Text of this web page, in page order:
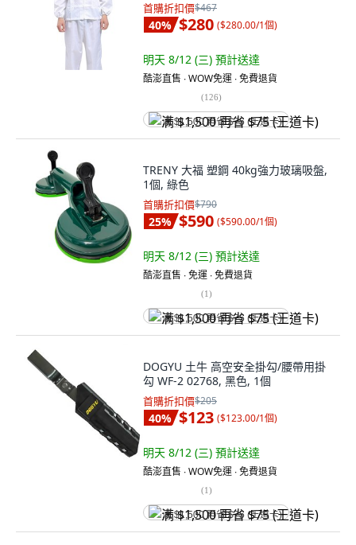
首購折扣價$467
40% $280 ($280.00/1個)
明天 8/12 (三) 預計送達
酷澎直售 ∙ WOW免運 ∙ 免費退貨
(126)
满 $1,500 再省 $75 (王道卡)
TRENY 大福 塑鋼 40kg強力玻璃吸盤,
1個, 綠色
首購折扣價$790
25% $590 ($590.00/1個)
明天 8/12 (三) 預計送達
酷澎直售 ∙ 免運 ∙ 免費退貨
(1)
满 $1,500 再省 $75 (王道卡)
DOGYU 土牛 高空安全掛勾/腰帶用掛
勾 WF-2 02768, 黑色, 1個
首購折扣價$205
40% $123 ($123.00/1個)
明天 8/12 (三) 預計送達
酷澎直售 ∙ WOW免運 ∙ 免費退貨
(1)
满 $1,500 再省 $75 (王道卡)